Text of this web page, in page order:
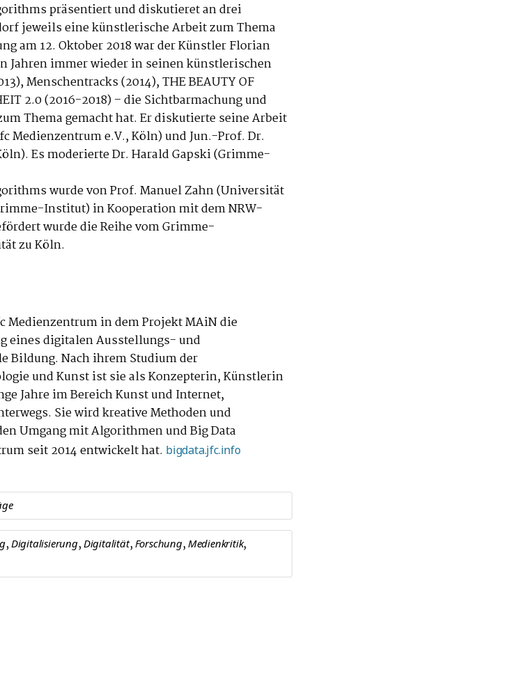
präsentiert und diskutieret an drei
jeweils eine künstlerische Arbeit zum Thema
am 12. Oktober 2018 war der Künstler Florian
Jahren immer wieder in seinen künstlerischen
Menschentracks (2014), THE BEAUTY OF
2.0 (2016-2018) – die Sichtbarmachung und
Thema gemacht hat. Er diskutierte seine Arbeit
Medienzentrum e.V., Köln) und Jun.-Prof. Dr.
Es moderierte Dr. Harald Gapski (Grimme-
wurde von Prof. Manuel Zahn (Universität
Institut) in Kooperation mit dem NRW-
wurde die Reihe vom Grimme-
zu Köln.
in dem Projekt MAiN die
eines digitalen Ausstellungs- und
Bildung. Nach ihrem Studium der
und Kunst ist sie als Konzepterin, Künstlerin
Jahre im Bereich Kunst und Internet,
Sie wird kreative Methoden und
Umgang mit Algorithmen und Big Data
seit 2014 entwickelt hat. bigdata.jfc.info
, Digitalisierung, Digitalität, Forschung, Medienkritik,